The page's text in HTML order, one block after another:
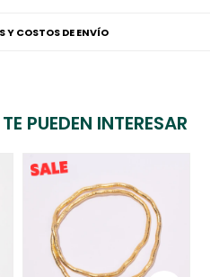
Y COSTOS DE ENVÍO
PUEDEN INTERESAR